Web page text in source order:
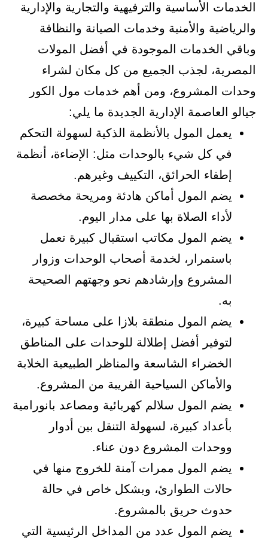
الخدمات الأساسية والترفيهية والتجارية والإدارية
والرياضية والأمنية وخدمات الصيانة والنظافة
وباقي الخدمات الموجودة في أفضل المولات
المصرية، لجذب الجميع من كل مكان لشراء
وحدات المشروع، ومن أهم خدمات مول الكور
جيالو العاصمة الإدارية الجديدة ما يلي:
يعمل المول بالأنظمة الذكية لسهولة التحكم
في كل شيء بالوحدات مثل: الإضاءة، أنظمة
إطفاء الحرائق، التكييف وغيرهم.
يضم المول أماكن هادئة ومريحة مخصصة
لأداء الصلاة بها على مدار اليوم.
يضم المول مكاتب استقبال كبيرة تعمل
باستمرار، لخدمة أصحاب الوحدات وزوار
المشروع وإرشادهم نحو وجهتهم الصحيحة
به.
يضم المول منطقة بلازا على مساحة كبيرة،
لتوفير أفضل إطلالة للوحدات على المناطق
الخضراء الشاسعة والمناظر الطبيعية الخلابة
والأماكن السياحية القريبة من المشروع.
يضم المول سلالم كهربائية ومصاعد بانورامية
بأعداد كبيرة، لسهولة التنقل بين أدوار
ووحدات المشروع دون عناء.
يضم المول ممرات آمنة للخروج منها في
حالات الطوارئ، وبشكل خاص في حالة
حدوث حريق بالمشروع.
يضم المول عدد من المداخل الرئيسية التي